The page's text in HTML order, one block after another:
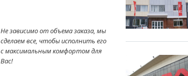
Не зависимо от объема заказа, мы
сделаем все, чтобы исполнить его
с максимальным комфортом для
Вас!